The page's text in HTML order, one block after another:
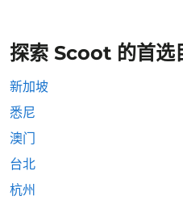
探索 Scoot 的首选
新加坡
悉尼
澳门
台北
杭州